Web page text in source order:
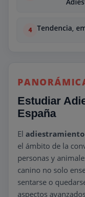
Tendencia,
Estudiar
España
El
el ámbito de la
personas y
canino no solo
sentarse o
aspectos